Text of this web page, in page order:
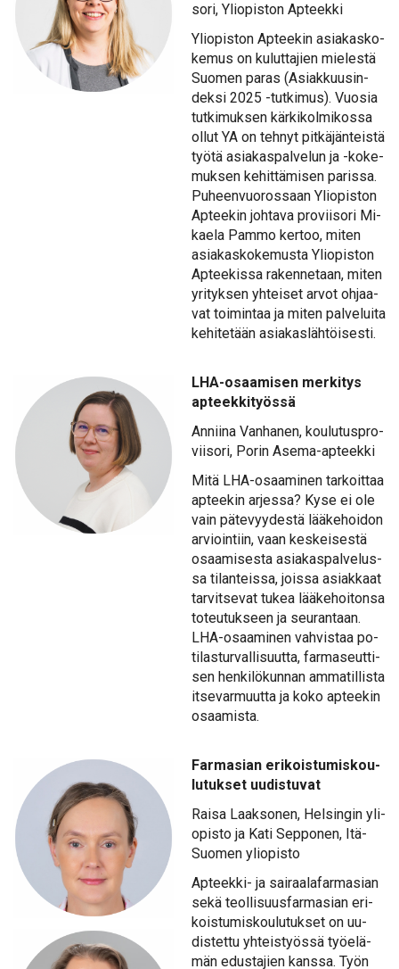
so­ri, Yli­opis­ton Ap­teek­ki
Yli­opis­ton Ap­tee­kin asia­kas­ko­
ke­mus on ku­lut­ta­jien mie­les­tä
Suo­men pa­ras (Asiak­kuusin­
dek­si 2025 -tut­ki­mus). Vuo­sia
tut­ki­muk­sen kär­ki­kol­mi­kos­sa
ol­lut YA on teh­nyt pit­kä­jän­teis­tä
työ­tä asia­kas­pal­ve­lun ja -ko­ke­
muk­sen ke­hit­tä­mi­sen pa­ris­sa.
Pu­heen­vuo­ros­saan Yli­opis­ton
Ap­tee­kin joh­ta­va pro­vii­so­ri Mi­
kae­la Pam­mo ker­too, mi­ten
asia­kas­ko­ke­mus­ta Yli­opis­ton
Ap­tee­kis­sa ra­ken­ne­taan, mi­ten
yri­tyk­sen yh­tei­set ar­vot oh­jaa­
vat toi­min­taa ja mi­ten pal­ve­lui­ta
ke­hi­te­tään asia­kas­läh­töi­ses­ti.
LHA-osaa­mi­sen mer­ki­tys
ap­teek­ki­työs­sä
An­nii­na Van­ha­nen, kou­lu­tus­pro­
vii­so­ri, Po­rin Ase­ma-ap­teek­ki
Mi­tä LHA-osaa­mi­nen tar­koit­taa
ap­tee­kin ar­jes­sa? Ky­se ei ole
vain pä­te­vyy­des­tä lää­ke­hoi­don
ar­vioin­tiin, vaan kes­kei­ses­tä
osaa­mi­ses­ta asia­kas­pal­ve­lus­
sa ti­lan­teis­sa, jois­sa asiak­kaat
tar­vit­se­vat tu­kea lää­ke­hoi­ton­sa
to­teu­tuk­seen ja seu­ran­taan.
LHA-osaa­mi­nen vah­vis­taa po­
ti­las­tur­val­li­suut­ta, far­ma­seut­ti­
sen hen­ki­lö­kun­nan am­ma­til­lis­ta
it­se­var­muut­ta ja ko­ko ap­tee­kin
osaa­mis­ta.
Far­m­asian eri­kois­tu­mis­kou­
lu­tuk­set uu­dis­tu­vat
Rai­sa Laak­so­nen, Hel­sin­gin yli­
opis­to ja Ka­ti Sep­po­nen, Itä-
Suo­men yli­opis­to
Ap­teek­ki- ja sai­raa­la­far­m­asian
se­kä teol­li­suus­far­m­asian eri­
kois­tu­mis­kou­lu­tuk­set on uu­
dis­tet­tu yh­teis­työs­sä työ­elä­
män edus­ta­jien kans­sa. Työn